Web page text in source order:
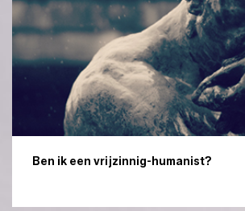
Ben ik een vrijzinnig-humanist?